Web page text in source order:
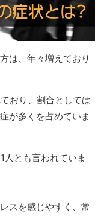
は、年々増えており
おり、割合としては
が多くを占めていま
人とも言われていま
スを感じやすく、常